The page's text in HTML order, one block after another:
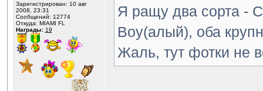
Зарегистрирован: 10 авг
2008, 23:31
Сообщений: 12774
Откуда: MIAMI FL
Награды: 19
Я ращу два сорта -
Boy(алый), оба
Жаль, тут фотки не